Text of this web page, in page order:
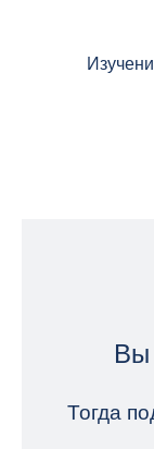
Вы
Тогда